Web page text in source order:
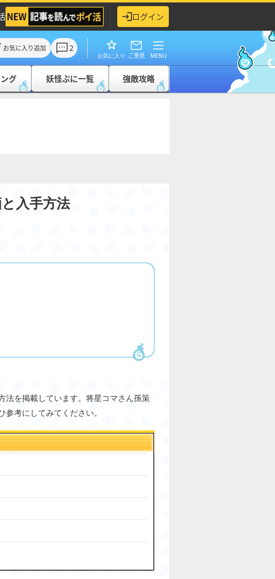
ログイン
お気に入り追加 2
お気に入り ご意見 MENU
グ 妖怪ぷに一覧 強敵攻略
入手方法
法を掲載しています。将星コマさん孫策
考にしてみてください。